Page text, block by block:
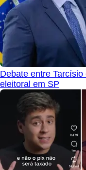
Debate entre
eleitoral em SP